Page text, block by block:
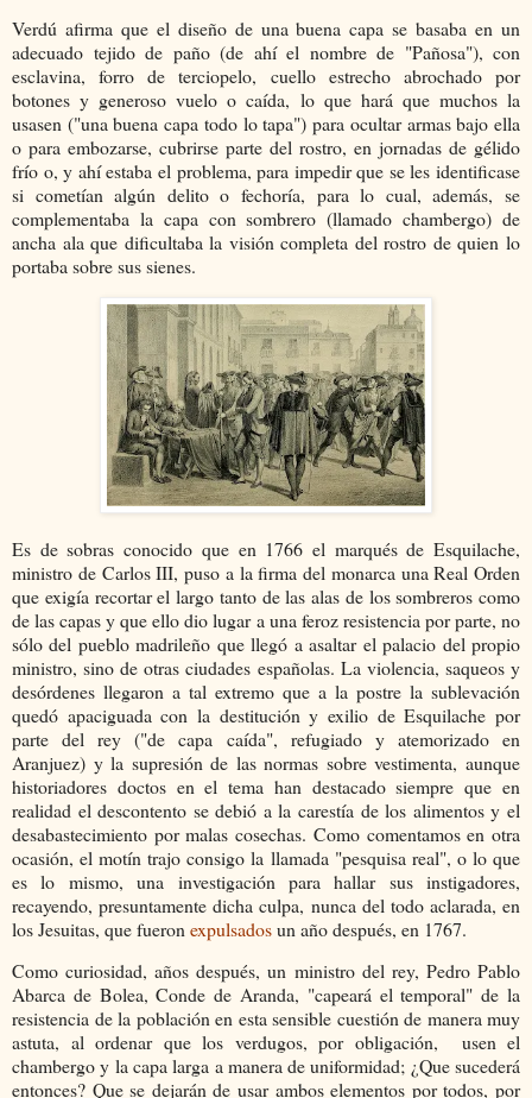
Verdú afirma que el diseño de una buena capa se basaba en un
adecuado tejido de paño (de ahí el nombre de "Pañosa"), con
esclavina, forro de terciopelo, cuello estrecho abrochado por
botones y generoso vuelo o caída, lo que hará que muchos la
usasen ("una buena capa todo lo tapa") para ocultar armas bajo ella
o para embozarse, cubrirse parte del rostro, en jornadas de gélido
frío o, y ahí estaba el problema, para impedir que se les identificase
si cometían algún delito o fechoría, para lo cual, además, se
complementaba la capa con sombrero (llamado chambergo) de
ancha ala que dificultaba la visión completa del rostro de quien lo
portaba sobre sus sienes.
Es de sobras conocido que en 1766 el marqués de Esquilache,
ministro de Carlos III, puso a la firma del monarca una Real Orden
que exigía recortar el largo tanto de las alas de los sombreros como
de las capas y que ello dio lugar a una feroz resistencia por parte, no
sólo del pueblo madrileño que llegó a asaltar el palacio del propio
ministro, sino de otras ciudades españolas. La violencia, saqueos y
desórdenes llegaron a tal extremo que a la postre la sublevación
quedó apaciguada con la destitución y exilio de Esquilache por
parte del rey ("de capa caída", refugiado y atemorizado en
Aranjuez) y la supresión de las normas sobre vestimenta, aunque
historiadores doctos en el tema han destacado siempre que en
realidad el descontento se debió a la carestía de los alimentos y el
desabastecimiento por malas cosechas. Como comentamos en otra
ocasión, el motín trajo consigo la llamada "pesquisa real", o lo que
es lo mismo, una investigación para hallar sus instigadores,
recayendo, presuntamente dicha culpa, nunca del todo aclarada, en
los Jesuitas, que fueron expulsadosun año después, en 1767.
Como curiosidad, años después, un ministro del rey, Pedro Pablo
Abarca de Bolea, Conde de Aranda, "capeará el temporal" de la
resistencia de la población en esta sensible cuestión de manera muy
astuta, al ordenar que los verdugos, por obligación, usen el
chambergo y la capa larga a manera de uniformidad; ¿Que sucederá
entonces? Que se dejarán de usar ambos elementos por todos, por